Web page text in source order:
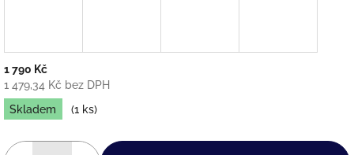
1 790 Kč
1 479,34 Kč bez DPH
Měrná
cena:
Skladem (1 ks)